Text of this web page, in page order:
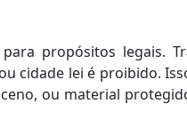
propósitos legais.
cidade lei é proibido.
ou material